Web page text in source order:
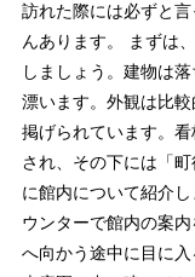
訪れた際には必ずと
んあります。 まずは
しましょう。建物は
漂います。外観は比
掲げられています。
され、その下には「
に館内について紹介
ウンターで館内の案
へ向かう途中に目に